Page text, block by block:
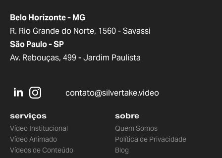
Belo Horizonte - MG
R. Rio Grande do Norte, 1560 - Savassi
São Paulo - SP
Av. Rebouças, 499 - Jardim Paulista
contato@silvertake.video
serviços
Vídeo Institucional
Vídeo Animado
Vídeos de Conteúdo
sobre
Quem Somos
Política de Privacidade
Blog